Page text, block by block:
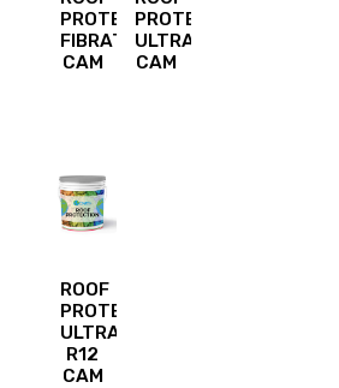
PROTECTION
FIBRATO
CAM
PROTECTION
ULTRA
CAM
ROOF
PROTECTION
ULTRA
R12
CAM